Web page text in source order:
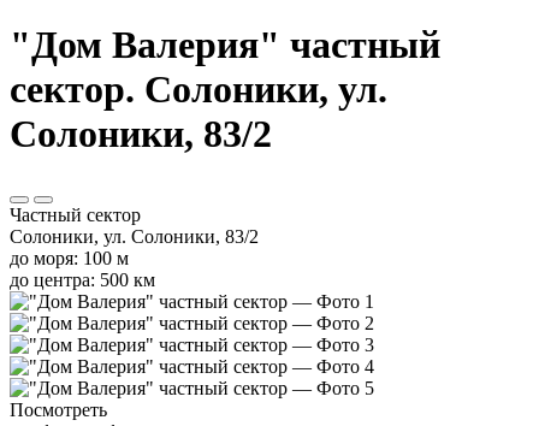
"Дом Валерия" частный
сектор. Солоники, ул.
Солоники, 83/2
Частный сектор
Солоники, ул. Солоники, 83/2
до моря: 100 м
до центра: 500 км
Посмотреть